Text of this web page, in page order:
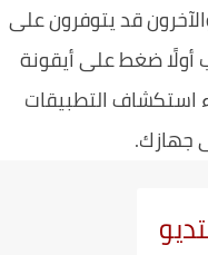
قد يتوفرون على
ضغط على أيقونة
التطبيقات